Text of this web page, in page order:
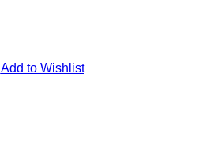
Add to Wishlist